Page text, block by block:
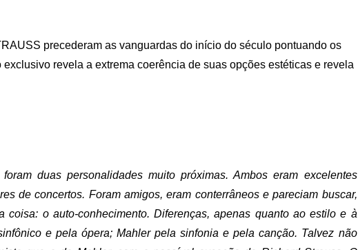
precederam as vanguardas do início do século pontuando os
exclusivo revela a extrema coerência de suas opções estéticas e revela
duas personalidades muito próximas. Ambos eram excelentes
de concertos. Foram amigos, eram conterrâneos e pareciam buscar,
coisa: o auto-conhecimento. Diferenças, apenas quanto ao estilo e à
e pela ópera; Mahler pela sinfonia e pela canção. Talvez não